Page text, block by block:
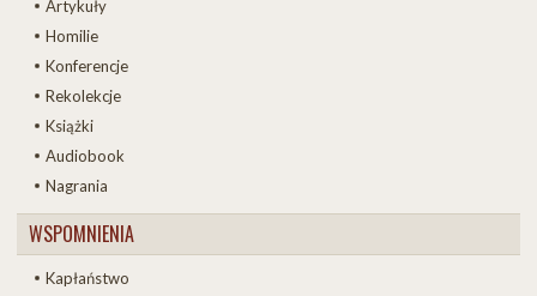
Artykuły
Homilie
Konferencje
Rekolekcje
Książki
Audiobook
Nagrania
WSPOMNIENIA
Kapłaństwo